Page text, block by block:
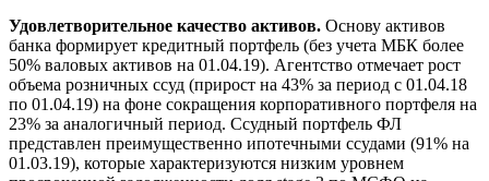
Удовлетворительное качество активов. Основу активов
банка формирует кредитный портфель (без учета МБК более
50% валовых активов на 01.04.19). Агентство отмечает рост
объема розничных ссуд (прирост на 43% за период с 01.04.18
по 01.04.19) на фоне сокращения корпоративного портфеля на
23% за аналогичный период. Ссудный портфель ФЛ
представлен преимущественно ипотечными ссудами (91% на
01.03.19), которые характеризуются низким уровнем